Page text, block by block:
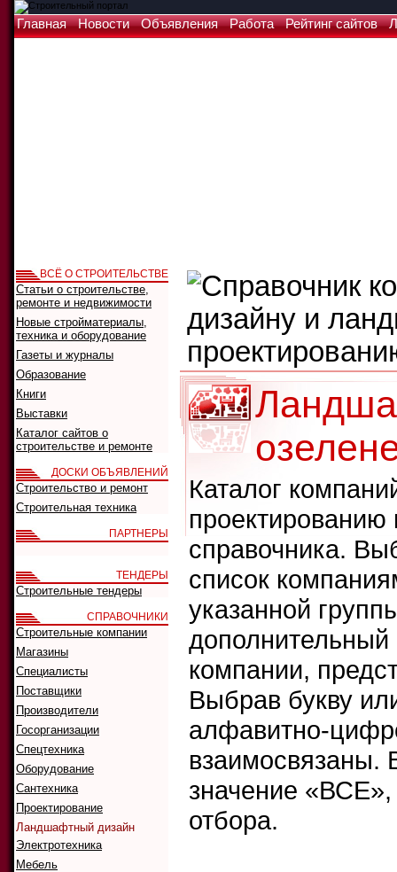
Главная Новости Объявления Работа Рейтинг сайтов
Каталог
проектированию
справочника.
список
указанной
дополнительный
компании,
Выбрав букву
алфавитно-
взаимосвязаны.
значение
отбора.
ВСЁ О СТРОИТЕЛЬСТВЕ
Статьи о строительстве,
ремонте и недвижимости
Новые стройматериалы,
техника и оборудование
Газеты и журналы
Образование
Книги
Выставки
Каталог сайтов о
строительстве и ремонте
ДОСКИ ОБЪЯВЛЕНИЙ
Строительство и ремонт
Строительная техника
ПАРТНЕРЫ
ТЕНДЕРЫ
Строительные тендеры
СПРАВОЧНИКИ
Строительные компании
Магазины
Специалисты
Поставщики
Производители
Госорганизации
Спецтехника
Оборудование
Сантехника
Проектирование
Ландшафтный дизайн
Электротехника
Мебель